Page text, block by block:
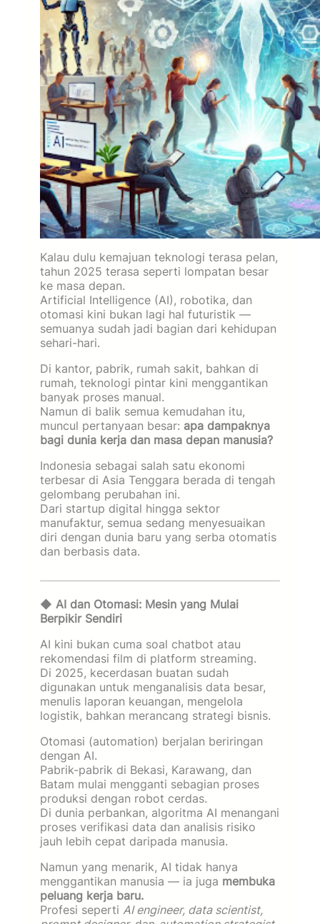
Kalau dulu kemajuan teknologi terasa pelan,
tahun 2025 terasa seperti lompatan besar
ke masa depan.
Artificial Intelligence (AI), robotika, dan
otomasi kini bukan lagi hal futuristik —
semuanya sudah jadi bagian dari kehidupan
sehari-hari.
Di kantor, pabrik, rumah sakit, bahkan di
rumah, teknologi pintar kini menggantikan
banyak proses manual.
Namun di balik semua kemudahan itu,
muncul pertanyaan besar: apa dampaknya
bagi dunia kerja dan masa depan manusia?
Indonesia sebagai salah satu ekonomi
terbesar di Asia Tenggara berada di tengah
gelombang perubahan ini.
Dari startup digital hingga sektor
manufaktur, semua sedang menyesuaikan
diri dengan dunia baru yang serba otomatis
dan berbasis data.
◆ AI dan Otomasi: Mesin yang Mulai
Berpikir Sendiri
AI kini bukan cuma soal chatbot atau
rekomendasi film di platform streaming.
Di 2025, kecerdasan buatan sudah
digunakan untuk menganalisis data besar,
menulis laporan keuangan, mengelola
logistik, bahkan merancang strategi bisnis.
Otomasi (automation) berjalan beriringan
dengan AI.
Pabrik-pabrik di Bekasi, Karawang, dan
Batam mulai mengganti sebagian proses
produksi dengan robot cerdas.
Di dunia perbankan, algoritma AI menangani
proses verifikasi data dan analisis risiko
jauh lebih cepat daripada manusia.
Namun yang menarik, AI tidak hanya
menggantikan manusia — ia juga membuka
peluang kerja baru.
Profesi seperti AI engineer, data scientist,